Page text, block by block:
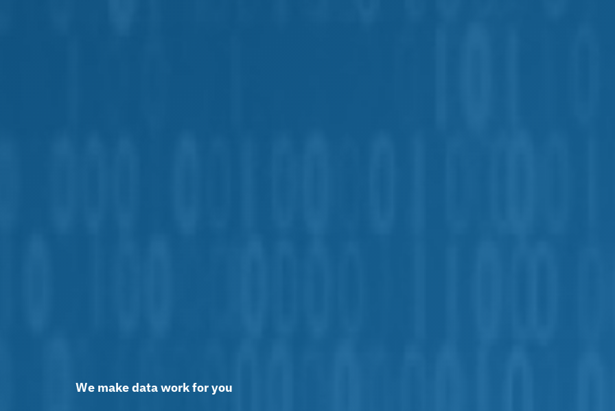
We make data work for you